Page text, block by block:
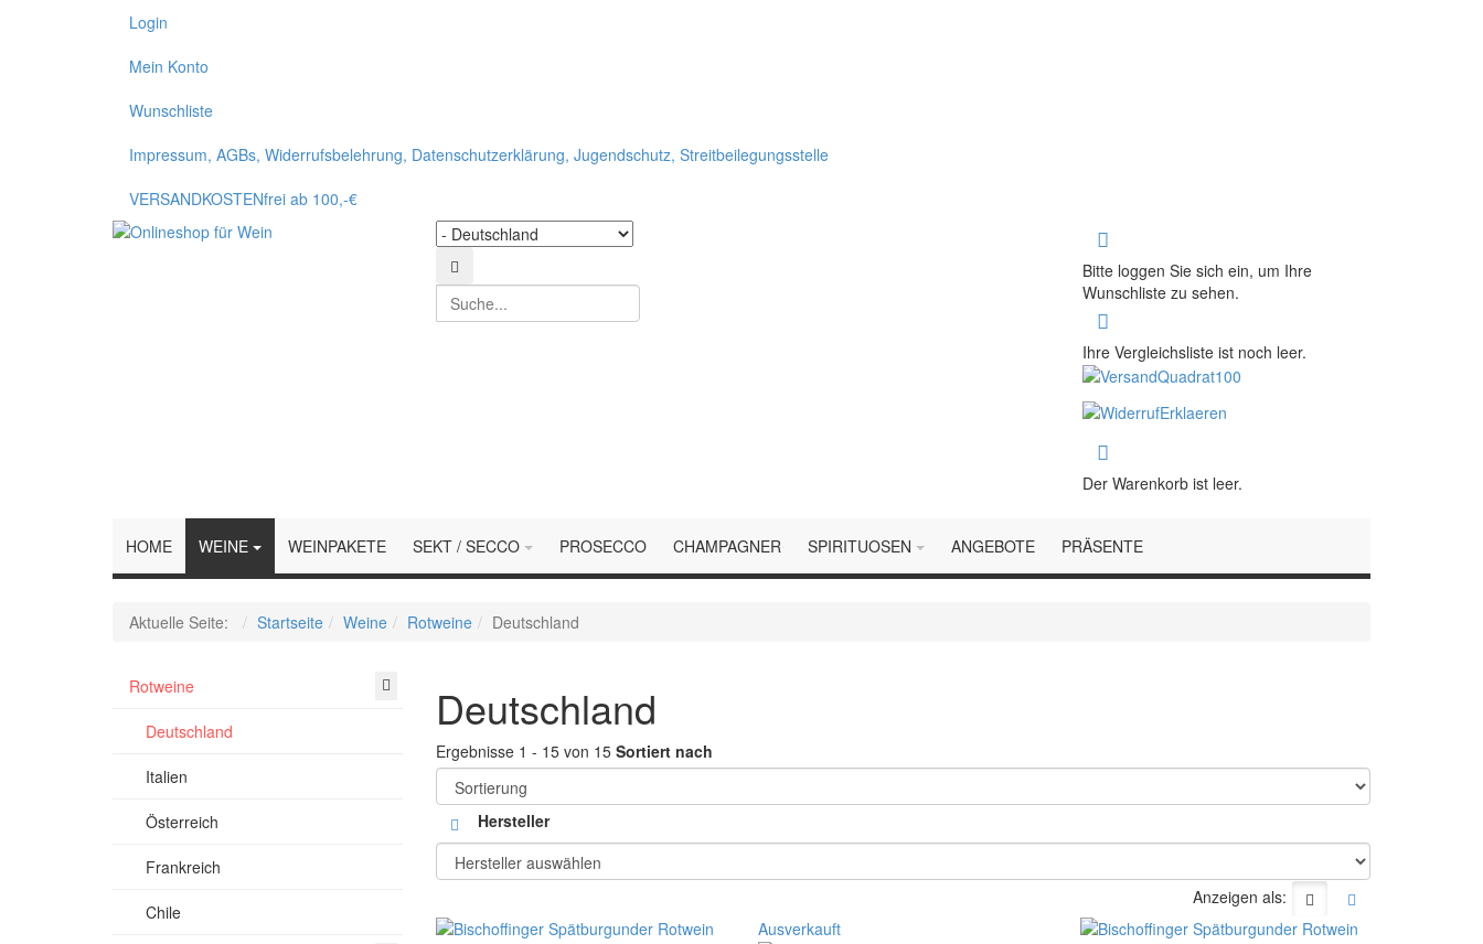
Login
Mein Konto
Wunschliste
Impressum, AGBs, Widerrufsbelehrung, Datenschutzerklärung, Jugendschutz, Streitbeilegungsstelle
VERSANDKOSTENfrei ab 100,-€
Suchen
Suchen
Bitte loggen Sie sich ein, um Ihre
Wunschliste zu sehen.
Ihre Vergleichsliste ist noch leer.
Der Warenkorb ist leer.
HOME WEINE WEINPAKETE SEKT / SECCO PROSECCO CHAMPAGNER SPIRITUOSEN ANGEBOTE PRÄSENTE
Aktuelle Seite: Startseite Weine Rotweine Deutschland
Deutschland
Ergebnisse 1 - 15 von 15 Sortiert nach
Hersteller
Anzeigen als:
Ausverkauft
Rotweine
Deutschland
Italien
Österreich
Frankreich
Chile